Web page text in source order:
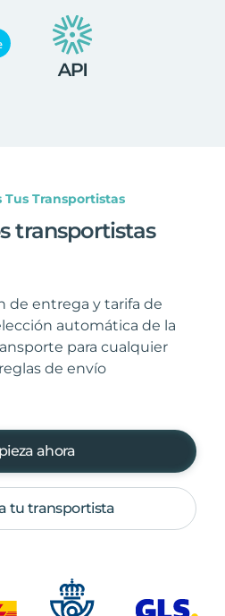
Tus Transportistas
transportistas
de entrega y tarifa de
automática de la
para cualquier
de envío
ahora
tu transportista